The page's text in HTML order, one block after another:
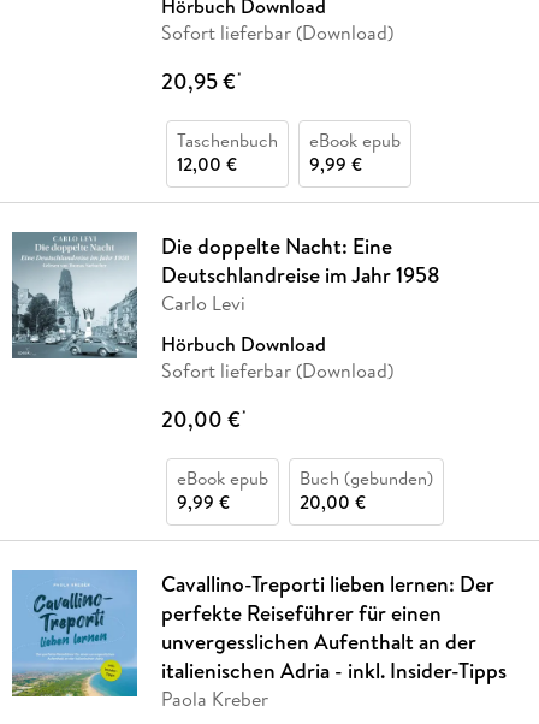
Hörbuch Download
Sofort lieferbar (Download)
20,95 €*
Taschenbuch
12,00 €
eBook epub
9,99 €
Die doppelte Nacht: Eine
Deutschlandreise im Jahr 1958
Carlo Levi
Hörbuch Download
Sofort lieferbar (Download)
20,00 €*
eBook epub
9,99 €
Buch (gebunden)
20,00 €
Cavallino-Treporti lieben lernen: Der
perfekte Reiseführer für einen
unvergesslichen Aufenthalt an der
italienischen Adria - inkl. Insider-Tipps
Paola Kreber